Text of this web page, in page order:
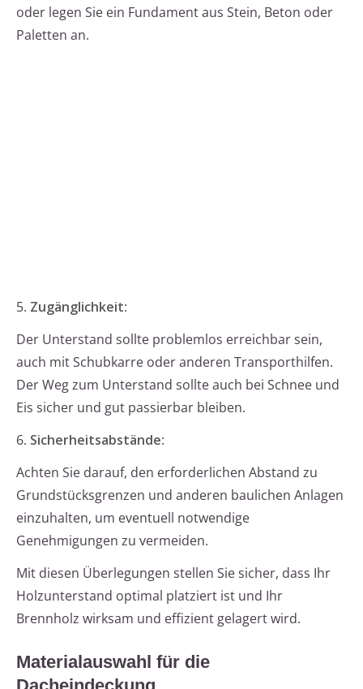
oder legen Sie ein Fundament aus Stein, Beton oder
Paletten an.
5. Zugänglichkeit:
Der Unterstand sollte problemlos erreichbar sein,
auch mit Schubkarre oder anderen Transporthilfen.
Der Weg zum Unterstand sollte auch bei Schnee und
Eis sicher und gut passierbar bleiben.
6. Sicherheitsabstände:
Achten Sie darauf, den erforderlichen Abstand zu
Grundstücksgrenzen und anderen baulichen Anlagen
einzuhalten, um eventuell notwendige
Genehmigungen zu vermeiden.
Mit diesen Überlegungen stellen Sie sicher, dass Ihr
Holzunterstand optimal platziert ist und Ihr
Brennholz wirksam und effizient gelagert wird.
Materialauswahl für die